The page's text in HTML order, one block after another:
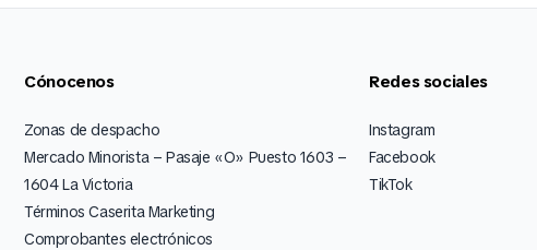
Cónocenos
Zonas de despacho
Mercado Minorista – Pasaje «O» Puesto 1603 –
1604 La Victoria
Términos Caserita Marketing
Comprobantes electrónicos
Redes sociales
Instagram
Facebook
TikTok